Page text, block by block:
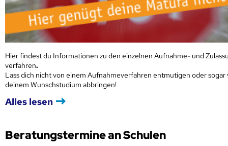
Hier findest du Informationen zu den einzelnen Aufnahme- und
verfahren.
Lass dich nicht von einem Aufnahmeverfahren entmutigen oder sogar
deinem Wunschstudium abbringen!
Alles lesen
Beratungstermine an Schulen